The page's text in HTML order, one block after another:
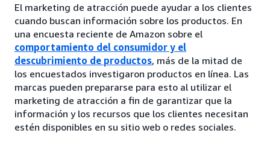
El marketing de atracción puede ayudar a los clientes
cuando buscan información sobre los productos. En
una encuesta reciente de Amazon sobre el
comportamiento del consumidor y el
descubrimiento de productos, más de la mitad de
los encuestados investigaron productos en línea. Las
marcas pueden prepararse para esto al utilizar el
marketing de atracción a fin de garantizar que la
información y los recursos que los clientes necesitan
estén disponibles en su sitio web o redes sociales.